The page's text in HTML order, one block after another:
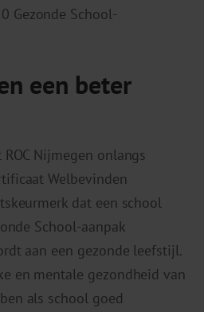
Gezonde School-
een beter
Nijmegen onlangs
Welbevinden
dat een school
School-aanpak
aan een gezonde leefstijl.
en mentale gezondheid van
als school goed